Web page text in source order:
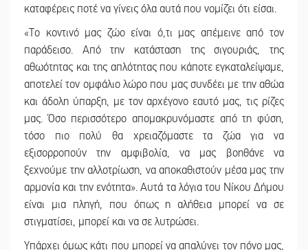
καταφέρεις ποτέ να γίνεις όλα αυτά που νομίζει ότι είσαι.
«Το κοντινό μας ζώο είναι ό,τι μας απέμεινε από τον
παράδεισο. Από την κατάσταση της σιγουριάς, της
αθωότητας και της απλότητας που κάποτε εγκαταλείψαμε,
αποτελεί τον ομφάλιο λώρο που μας συνδέει με την αθώα
και άδολη ύπαρξη, με τον αρχέγονο εαυτό μας, τις ρίζες
μας. Όσο περισσότερο απομακρυνόμαστε από τη φύση,
τόσο πιο πολύ θα χρειαζόμαστε τα ζώα για να
εξισορροπούν την αμφιβολία, να μας βοηθάνε να
ξεχνούμε την αλλοτρίωση, να αποκαθιστούν μέσα μας την
αρμονία και την ενότητα». Αυτά τα λόγια του Νίκου Δήμου
είναι μια πληγή, που όπως η αλήθεια μπορεί να σε
στιγματίσει, μπορεί και να σε λυτρώσει.
Υπάρχει όμως κάτι που μπορεί να απαλύνει τον πόνο μας,